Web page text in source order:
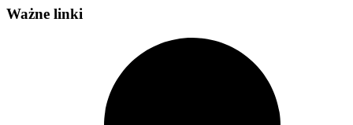
Ważne linki